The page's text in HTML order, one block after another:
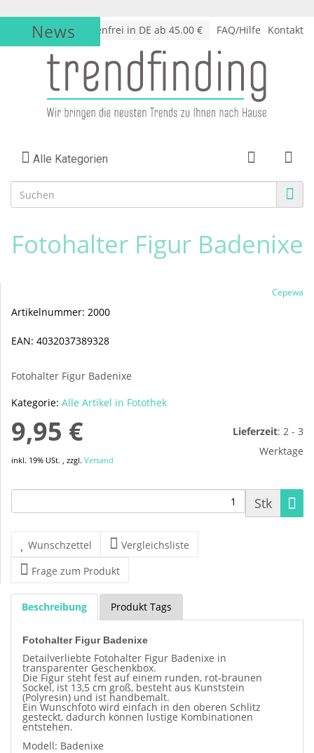
√Versandkostenfrei in DE ab 45.00 € FAQ/Hilfe Kontakt
News
Alle Kategorien
Fotohalter Figur Badenixe
Cepewa
Artikelnummer: 2000
EAN: 4032037389328
Fotohalter Figur Badenixe
Kategorie: Alle Artikel in Fotothek
9,95 €
inkl. 19% USt. , zzgl. Versand
Lieferzeit: 2 - 3
Werktage
Stk
Wunschzettel
Vergleichsliste
Frage zum Produkt
Beschreibung Produkt Tags
Fotohalter Figur Badenixe
Detailverliebte Fotohalter Figur Badenixe in
transparenter Geschenkbox.
Die Figur steht fest auf einem runden, rot-braunen
Sockel, ist 13,5 cm groß, besteht aus Kunststein
(Polyresin) und ist handbemalt.
Ein Wunschfoto wird einfach in den oberen Schlitz
gesteckt, dadurch können lustige Kombinationen
entstehen.
Modell: Badenixe